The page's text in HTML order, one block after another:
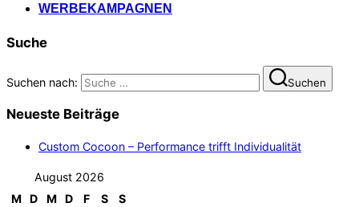
WERBEKAMPAGNEN
Suche
Suchen nach: Suchen
Neueste Beiträge
Custom Cocoon – Performance trifft Individualität
August 2026
M
D M D F S
S